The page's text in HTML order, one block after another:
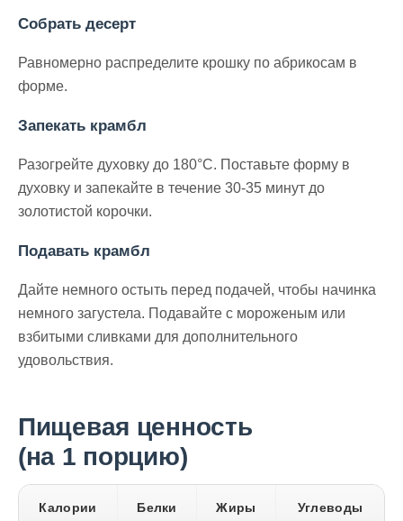
Собрать десерт
Равномерно распределите крошку по абрикосам в
форме.
Запекать крамбл
Разогрейте духовку до 180°C. Поставьте форму в
духовку и запекайте в течение 30-35 минут до
золотистой корочки.
Подавать крамбл
Дайте немного остыть перед подачей, чтобы начинка
немного загустела. Подавайте с мороженым или
взбитыми сливками для дополнительного
удовольствия.
Пищевая ценность
(на 1 порцию)
Калории Белки Жиры Углеводы